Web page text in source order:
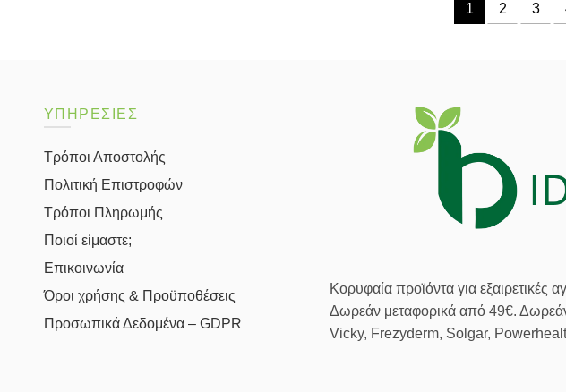
1 2 3
ΥΠΗΡΕΣΙΕΣ
Τρόποι Αποστολής
Πολιτική Επιστροφών
Τρόποι Πληρωμής
Ποιοί είμαστε;
Επικοινωνία
Όροι χρήσης & Προϋποθέσεις
Προσωπικά Δεδομένα – GDPR
Κορυφαία προϊόντα για εξαιρετικές
Δωρεάν μεταφορικά από 49€.
Vicky, Frezyderm, Solgar,